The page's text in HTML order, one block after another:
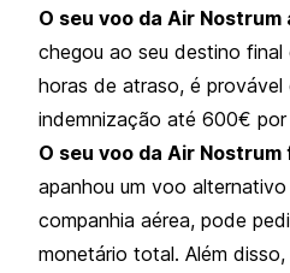
O seu voo da Air
chegou ao seu destino
horas de atraso, é provável
indemnização até 600€ por
O seu voo da Air
apanhou um voo
companhia aérea, pode
monetário total. Além